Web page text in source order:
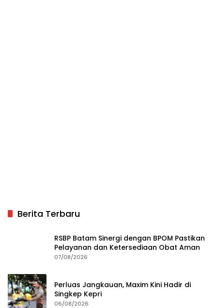
Berita Terbaru
RSBP Batam Sinergi dengan BPOM Pastikan
Pelayanan dan Ketersediaan Obat Aman
07/08/2026
Perluas Jangkauan, Maxim Kini Hadir di
Singkep Kepri
06/08/2026